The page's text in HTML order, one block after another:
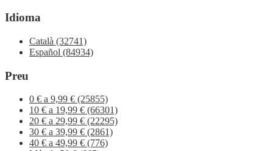
Idioma
Català (32741)
Español (84934)
Preu
0 € a 9,99 € (25855)
10 € a 19,99 € (66301)
20 € a 29,99 € (22295)
30 € a 39,99 € (2861)
40 € a 49,99 € (776)